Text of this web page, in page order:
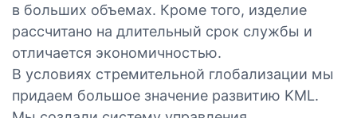
в больших объемах. Кроме того, изделие
рассчитано на длительный срок службы и
отличается экономичностью.
В условиях стремительной глобализации мы
придаем большое значение развитию KML.